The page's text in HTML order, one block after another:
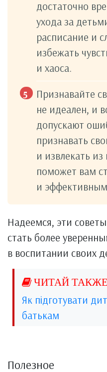
достаточно
ухода за
расписание и
избежать
и хаоса.
Признавайте
не идеален, и
допускают
признавать
и извлекать
поможет вам
и
Надеемся, эти
стать более
в воспитании своих
Як підготувати
батькам
Полезное